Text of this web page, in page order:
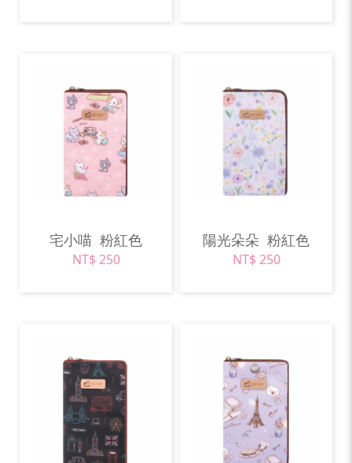
宅小喵 粉紅色
NT$ 250
陽光朵朵 粉紅色
NT$ 250